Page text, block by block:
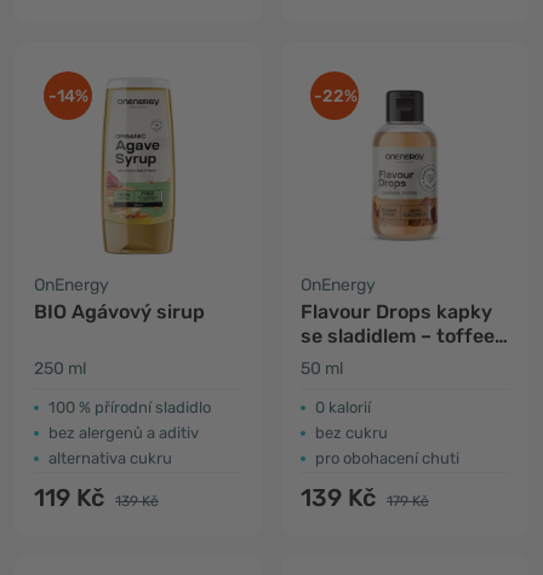
-14%
OnEnergy
BIO Agávový sirup
250 ml
100 % přírodní sladidlo
bez alergenů a aditiv
alternativa cukru
119 Kč 139 Kč
-22%
OnEnergy
Flavour Drops kapky
se sladidlem – toffee
karamela
50 ml
0 kalorií
bez cukru
pro obohacení chuti
139 Kč 179 Kč